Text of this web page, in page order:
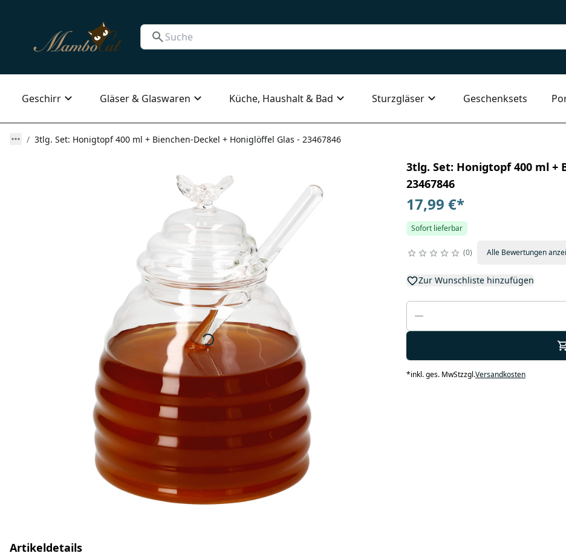
Geschirr Gläser & Glaswaren Küche, Haushalt & Bad Sturzgläser Geschenksets
3tlg. Set: Honigtopf 400 ml + Bienchen-Deckel + Honiglöffel Glas - 23467846
3tlg. Set: Honigtopf 400 ml +
23467846
17,99 €*
Sofort lieferbar
0 Alle Bewertungen
Zur Wunschliste hinzufügen
*inkl. ges. MwStzzgl.Versandkosten
Artikeldetails